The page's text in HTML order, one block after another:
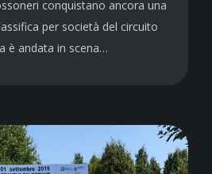
conquistano ancora una
per società del circuito
è andata in scena…